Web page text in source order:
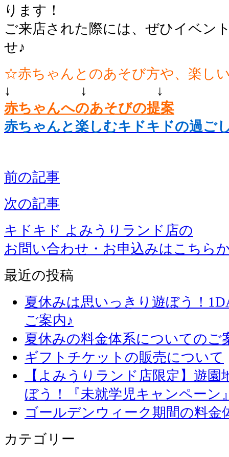
ります！
ご来店された際には、ぜひイベン
せ♪
☆赤ちゃんとのあそび方や、楽し
↓ ↓ ↓
赤ちゃんへのあそびの提案
赤ちゃんと楽しむキドキドの過ご
前の記事
次の記事
キドキド よみうりランド店の
お問い合わせ・お申込みはこちら
最近の投稿
夏休みは思いっきり遊ぼう！
ご案内♪
夏休みの料金体系についてのご
ギフトチケットの販売について
【よみうりランド店限定】遊
ぼう！『未就学児キャンペーン
ゴールデンウィーク期間の料金
カテゴリー